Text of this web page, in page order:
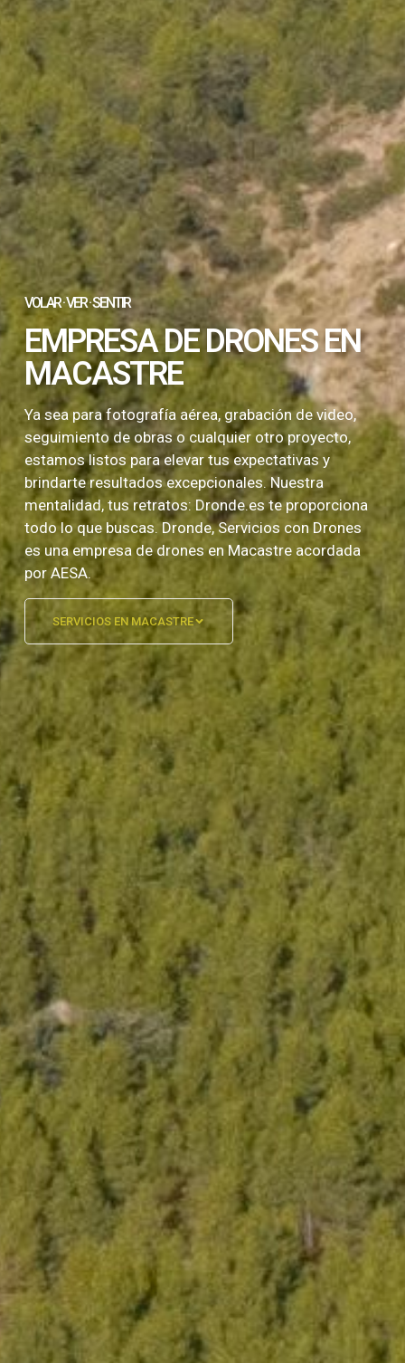
VOLAR · VER · SENTIR
EMPRESA DE DRONES EN
MACASTRE
Ya sea para fotografía aérea, grabación de video,
seguimiento de obras o cualquier otro proyecto,
estamos listos para elevar tus expectativas y
brindarte resultados excepcionales. Nuestra
mentalidad, tus retratos: Dronde.es te proporciona
todo lo que buscas. Dronde, Servicios con Drones
es una empresa de drones en Macastre acordada
por AESA.
SERVICIOS EN MACASTRE